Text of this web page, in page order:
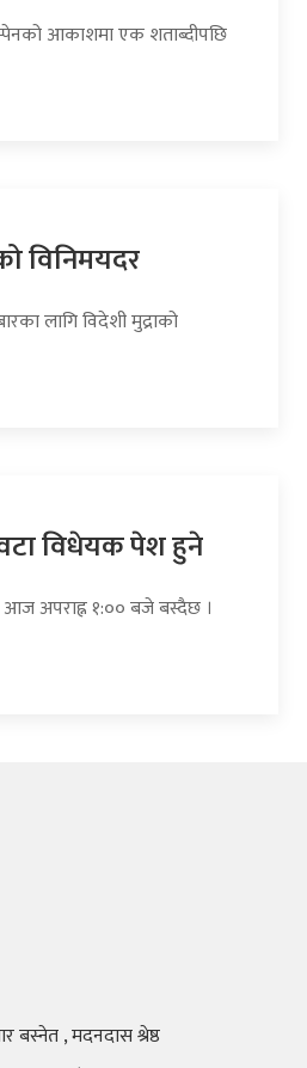
आकाशमा एक शताब्दीपछि
विनिमयदर
लागि विदेशी मुद्राको
विधेयक पेश हुने
आज अपराह्न १:०० बजे बस्दैछ ।
बस्नेत , मदनदास श्रेष्ठ